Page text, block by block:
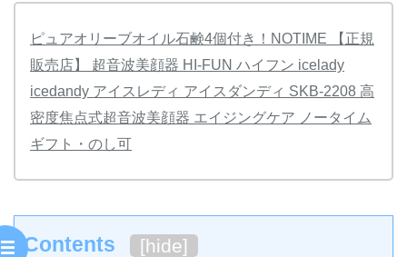
ピュアオリーブオイル石鹸4個付き！NOTIME 【正規
販売店】 超音波美顔器 HI-FUN ハイフン icelady
icedandy アイスレディ アイスダンディ SKB-2208 高
密度焦点式超音波美顔器 エイジングケア ノータイム
ギフト・のし可
Contents [hide]